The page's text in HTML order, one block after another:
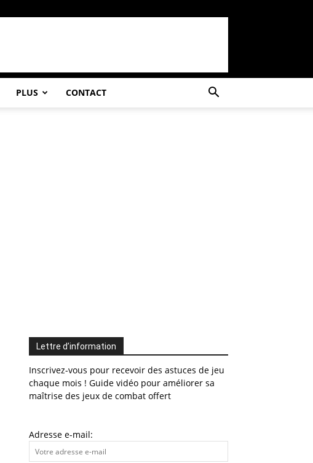
PLUS CONTACT
Lettre d’information
Inscrivez-vous pour recevoir des astuces de jeu
chaque mois ! Guide vidéo pour améliorer sa
maîtrise des jeux de combat offert
Adresse e-mail: